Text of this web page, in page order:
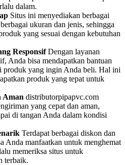
dalam.
Situs ini menyediakan berbagai
ukuran dan jenis, sehingga
yang sesuai dengan kebutuhan
ResponsifDengan layanan
Anda bisa mendapatkan bantuan
produk yang ingin Anda beli. Hal ini
produk yang tepat untuk
Aman distributorpipapvc.com
yang cepat dan aman,
di tangan Anda dalam kondisi
Terdapat berbagai diskon dan
Anda manfaatkan untuk menghemat
memeriksa situs untuk
terbaik.